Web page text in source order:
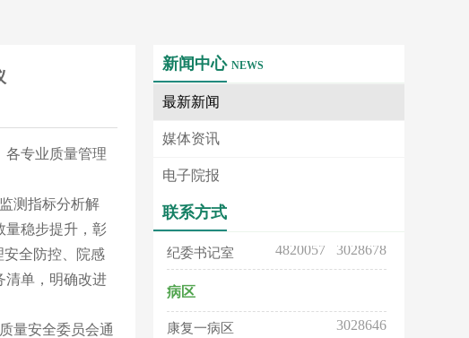
专业质量管理
测指标分析解
量稳步提升，彰
安全防控、院感
清单，明确改进
量安全委员会通
新闻中心 NEWS
最新新闻
媒体资讯
电子院报
联系方式
导医台
行政职能部门
院长室
招标办
副院长室
纪委书记室
病区
3028646
康复一病区